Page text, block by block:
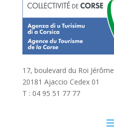
17, boulevard du Roi Jérôme
20181 Ajaccio Cedex 01
T : 04 95 51 77 77